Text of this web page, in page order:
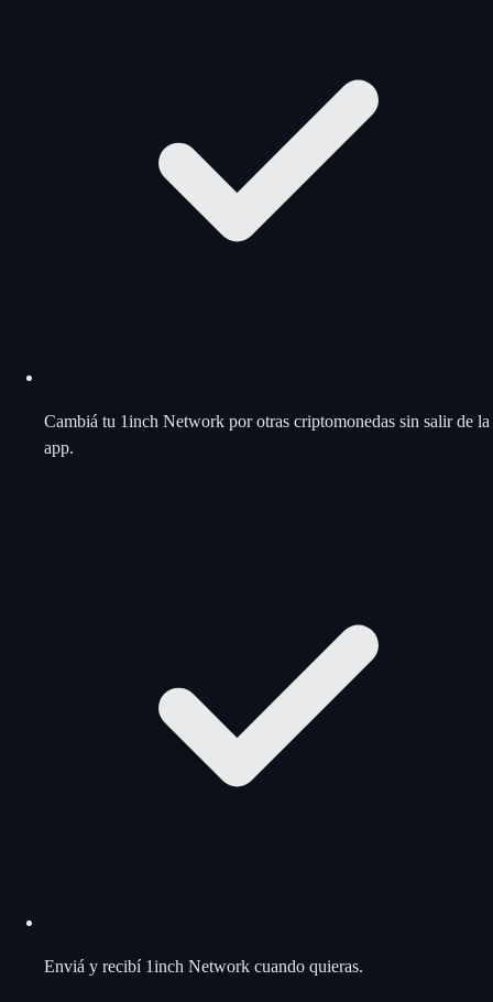
Cambiá tu 1inch Network por otras criptomonedas sin salir de la
app.
Enviá y recibí 1inch Network cuando quieras.